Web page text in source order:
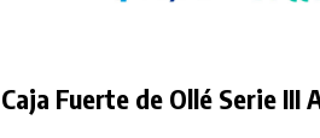
Caja Fuerte de Ollé Serie III